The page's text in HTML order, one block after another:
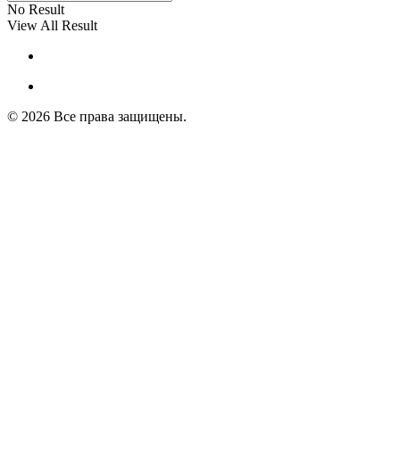
No Result
View All Result
© 2026 Все права защищены.